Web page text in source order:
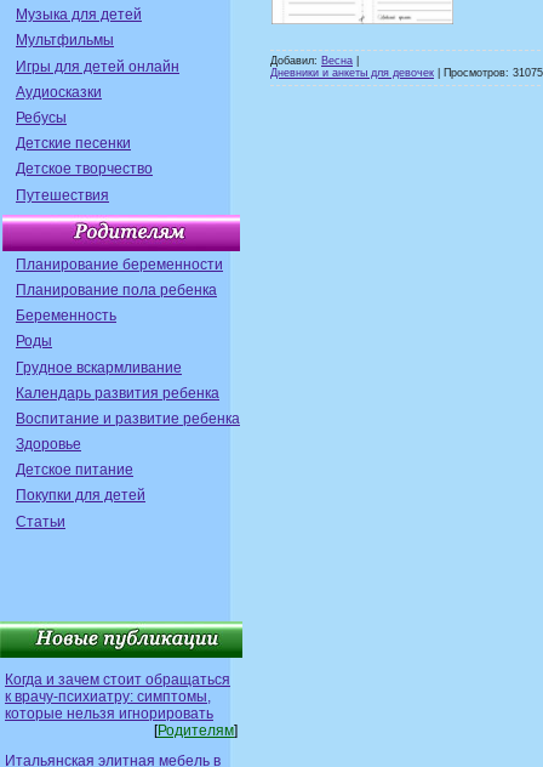
Музыка для детей
Мультфильмы
Игры для детей онлайн
Аудиосказки
Ребусы
Детские песенки
Детское творчество
Путешествия
Планирование беременности
Планирование пола ребенка
Беременность
Роды
Грудное вскармливание
Календарь развития ребенка
Воспитание и развитие ребенка
Здоровье
Детское питание
Покупки для детей
Статьи
Когда и зачем стоит обращаться
к врачу-психиатру: симптомы,
которые нельзя игнорировать
[Родителям]
Итальянская элитная мебель в
Добавил: Весна
Дневники и анкеты для девочек | Просмотров: